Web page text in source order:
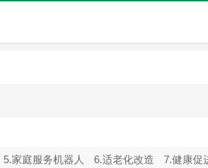
5.家庭服务机器人 6.适老化改造 7.健康促